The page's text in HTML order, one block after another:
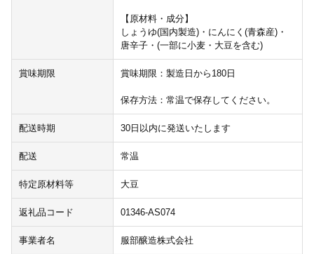
【原材料・成分】
しょうゆ(国内製造)・にんにく(青森産)・
唐辛子・(一部に小麦・大豆を含む)
賞味期限 賞味期限：製造日から180日
保存方法：常温で保存してください。
配送時期 30日以内に発送いたします
配送 常温
特定原材料等 大豆
返礼品コード 01346-AS074
事業者名 服部醸造株式会社